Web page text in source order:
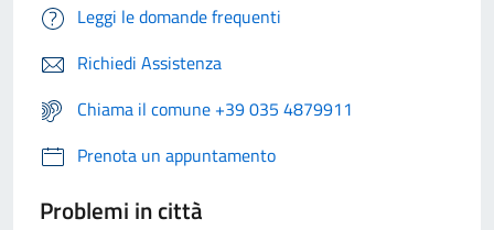
Leggi le domande frequenti
Richiedi Assistenza
Chiama il comune +39 035 4879911
Prenota un appuntamento
Problemi in città